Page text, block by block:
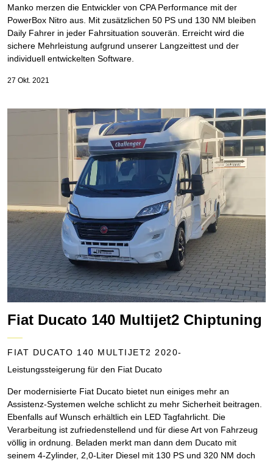
Manko merzen die Entwickler von CPA Performance mit der
PowerBox Nitro aus. Mit zusätzlichen 50 PS und 130 NM bleiben
Daily Fahrer in jeder Fahrsituation souverän. Erreicht wird die
sichere Mehrleistung aufgrund unserer Langzeittest und der
individuell entwickelten Software.
27 Okt. 2021
Fiat Ducato 140 Multijet2 Chiptuning
FIAT DUCATO 140 MULTIJET2 2020-
Leistungssteigerung für den Fiat Ducato
Der modernisierte Fiat Ducato bietet nun einiges mehr an
Assistenz-Systemen welche schlicht zu mehr Sicherheit beitragen.
Ebenfalls auf Wunsch erhältlich ein LED Tagfahrlicht. Die
Verarbeitung ist zufriedenstellend und für diese Art von Fahrzeug
völlig in ordnung. Beladen merkt man dann dem Ducato mit
seinem 4-Zylinder, 2,0-Liter Diesel mit 130 PS und 320 NM doch